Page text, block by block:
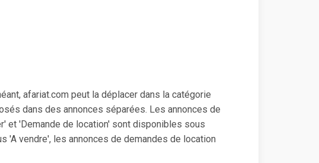
afariat.com peut la déplacer dans la catégorie
dans des annonces séparées. Les annonces de
et 'Demande de location' sont disponibles sous
'A vendre', les annonces de demandes de location